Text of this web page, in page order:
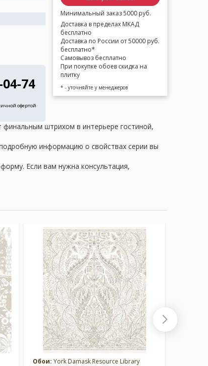
74
офертой
Минимальный заказ 5000 руб.
Доставка в пределах МКАД
бесплатно
Доставка по России от 50000 руб.
бесплатно*
Самовывоз бесплатно
При покупке обоев скидка на
плитку
* - уточняйте у менеджеров
штрихом в интерьере гостиной,
информацию о свойствах серии вы
Если вам нужна консультация,
Обои: York Damask Resource Library